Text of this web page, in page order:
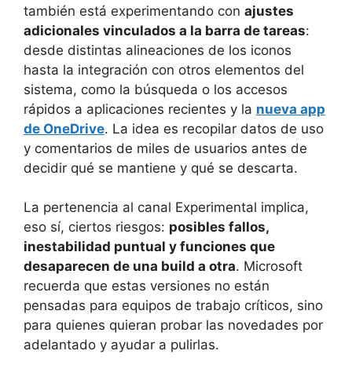
también está experimentando con ajustes
adicionales vinculados a la barra de tareas:
desde distintas alineaciones de los iconos
hasta la integración con otros elementos del
sistema, como la búsqueda o los accesos
rápidos a aplicaciones recientes y la nueva app
de OneDrive. La idea es recopilar datos de uso
y comentarios de miles de usuarios antes de
decidir qué se mantiene y qué se descarta.
La pertenencia al canal Experimental implica,
eso sí, ciertos riesgos: posibles fallos,
inestabilidad puntual y funciones que
desaparecen de una build a otra. Microsoft
recuerda que estas versiones no están
pensadas para equipos de trabajo críticos, sino
para quienes quieran probar las novedades por
adelantado y ayudar a pulirlas.